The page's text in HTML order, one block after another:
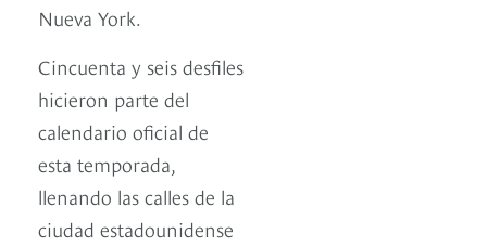
Nueva York.
Cincuenta y seis desfiles
hicieron parte del
calendario oficial de
esta temporada,
llenando las calles de la
ciudad estadounidense